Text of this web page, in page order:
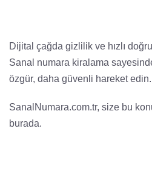
Dijital çağda gizlilik ve hızlı
Sanal numara kiralama
özgür, daha güvenli hareket edin.
SanalNumara.com.tr, size bu
burada.